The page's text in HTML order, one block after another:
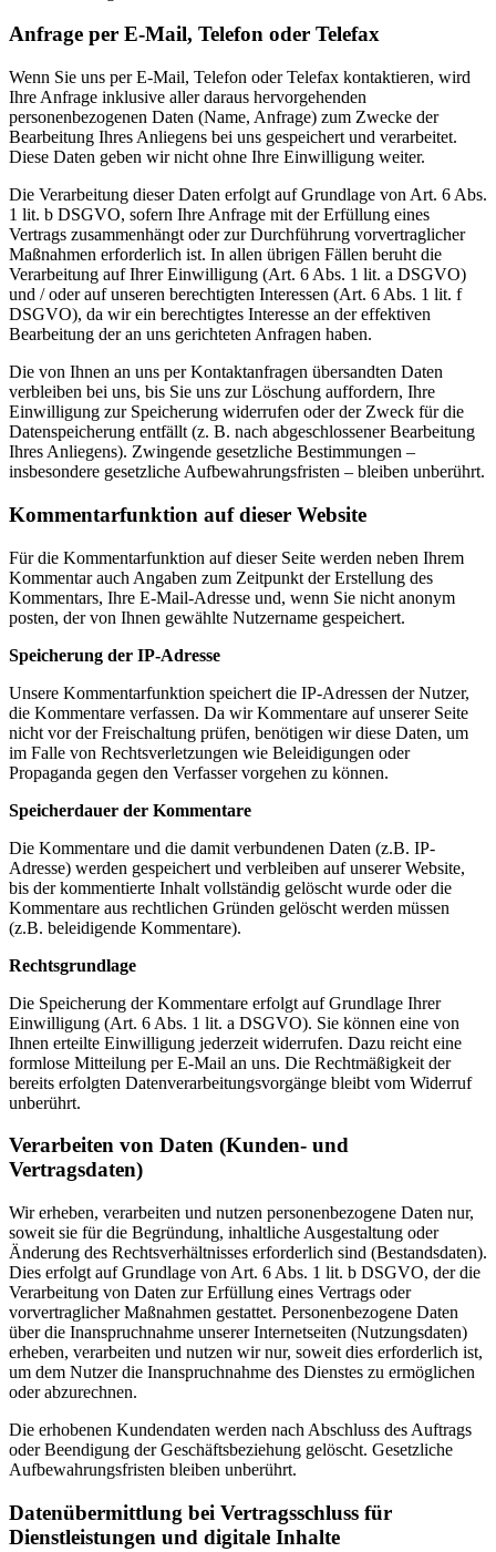
Anfrage per E-Mail, Telefon oder Telefax
Wenn Sie uns per E-Mail, Telefon oder Telefax kontaktieren, wird
Ihre Anfrage inklusive aller daraus hervorgehenden
personenbezogenen Daten (Name, Anfrage) zum Zwecke der
Bearbeitung Ihres Anliegens bei uns gespeichert und verarbeitet.
Diese Daten geben wir nicht ohne Ihre Einwilligung weiter.
Die Verarbeitung dieser Daten erfolgt auf Grundlage von Art. 6 Abs.
1 lit. b DSGVO, sofern Ihre Anfrage mit der Erfüllung eines
Vertrags zusammenhängt oder zur Durchführung vorvertraglicher
Maßnahmen erforderlich ist. In allen übrigen Fällen beruht die
Verarbeitung auf Ihrer Einwilligung (Art. 6 Abs. 1 lit. a DSGVO)
und / oder auf unseren berechtigten Interessen (Art. 6 Abs. 1 lit. f
DSGVO), da wir ein berechtigtes Interesse an der effektiven
Bearbeitung der an uns gerichteten Anfragen haben.
Die von Ihnen an uns per Kontaktanfragen übersandten Daten
verbleiben bei uns, bis Sie uns zur Löschung auffordern, Ihre
Einwilligung zur Speicherung widerrufen oder der Zweck für die
Datenspeicherung entfällt (z. B. nach abgeschlossener Bearbeitung
Ihres Anliegens). Zwingende gesetzliche Bestimmungen –
insbesondere gesetzliche Aufbewahrungsfristen – bleiben unberührt.
Kommentarfunktion auf dieser Website
Für die Kommentarfunktion auf dieser Seite werden neben Ihrem
Kommentar auch Angaben zum Zeitpunkt der Erstellung des
Kommentars, Ihre E-Mail-Adresse und, wenn Sie nicht anonym
posten, der von Ihnen gewählte Nutzername gespeichert.
Speicherung der IP-Adresse
Unsere Kommentarfunktion speichert die IP-Adressen der Nutzer,
die Kommentare verfassen. Da wir Kommentare auf unserer Seite
nicht vor der Freischaltung prüfen, benötigen wir diese Daten, um
im Falle von Rechtsverletzungen wie Beleidigungen oder
Propaganda gegen den Verfasser vorgehen zu können.
Speicherdauer der Kommentare
Die Kommentare und die damit verbundenen Daten (z.B. IP-
Adresse) werden gespeichert und verbleiben auf unserer Website,
bis der kommentierte Inhalt vollständig gelöscht wurde oder die
Kommentare aus rechtlichen Gründen gelöscht werden müssen
(z.B. beleidigende Kommentare).
Rechtsgrundlage
Die Speicherung der Kommentare erfolgt auf Grundlage Ihrer
Einwilligung (Art. 6 Abs. 1 lit. a DSGVO). Sie können eine von
Ihnen erteilte Einwilligung jederzeit widerrufen. Dazu reicht eine
formlose Mitteilung per E-Mail an uns. Die Rechtmäßigkeit der
bereits erfolgten Datenverarbeitungsvorgänge bleibt vom Widerruf
unberührt.
Verarbeiten von Daten (Kunden- und
Vertragsdaten)
Wir erheben, verarbeiten und nutzen personenbezogene Daten nur,
soweit sie für die Begründung, inhaltliche Ausgestaltung oder
Änderung des Rechtsverhältnisses erforderlich sind (Bestandsdaten).
Dies erfolgt auf Grundlage von Art. 6 Abs. 1 lit. b DSGVO, der die
Verarbeitung von Daten zur Erfüllung eines Vertrags oder
vorvertraglicher Maßnahmen gestattet. Personenbezogene Daten
über die Inanspruchnahme unserer Internetseiten (Nutzungsdaten)
erheben, verarbeiten und nutzen wir nur, soweit dies erforderlich ist,
um dem Nutzer die Inanspruchnahme des Dienstes zu ermöglichen
oder abzurechnen.
Die erhobenen Kundendaten werden nach Abschluss des Auftrags
oder Beendigung der Geschäftsbeziehung gelöscht. Gesetzliche
Aufbewahrungsfristen bleiben unberührt.
Datenübermittlung bei Vertragsschluss für
Dienstleistungen und digitale Inhalte